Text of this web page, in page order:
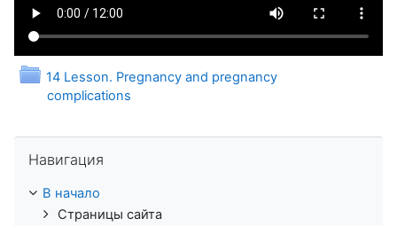
14 Lesson. Pregnancy and pregnancy
complications
Папка
Навигация
В начало
Страницы сайта